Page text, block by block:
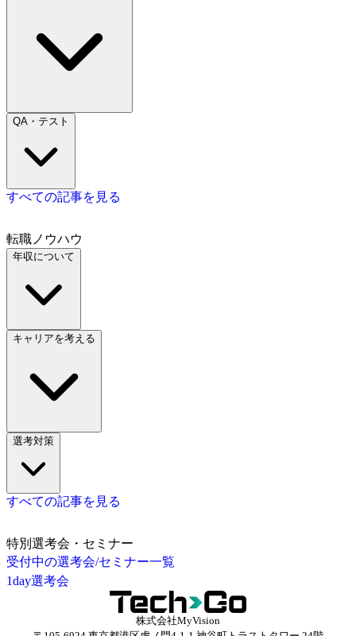
QA・テスト
すべての記事を見る
転職ノウハウ
年収について
キャリアを考える
選考対策
すべての記事を見る
特別選考会・セミナー
受付中の選考会/セミナー一覧
1day選考会
株式会社MyVision